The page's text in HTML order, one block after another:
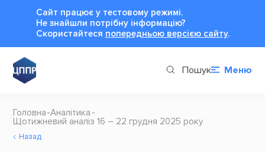
Сайт працює у тестовому режимі.
Не знайшли потрібну інформацію?
Cкористайтеся попередньою версією сайту.
Пошук Меню
Головна Аналітика
Щотижневий аналіз 16 – 22 грудня 2025 року
Назад